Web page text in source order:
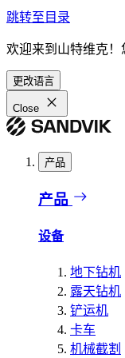
跳转至目录
欢迎来到山特维克！
更改语言
Close
产品
产品
设备
地下钻机
露天钻机
铲运机
卡车
机械截割